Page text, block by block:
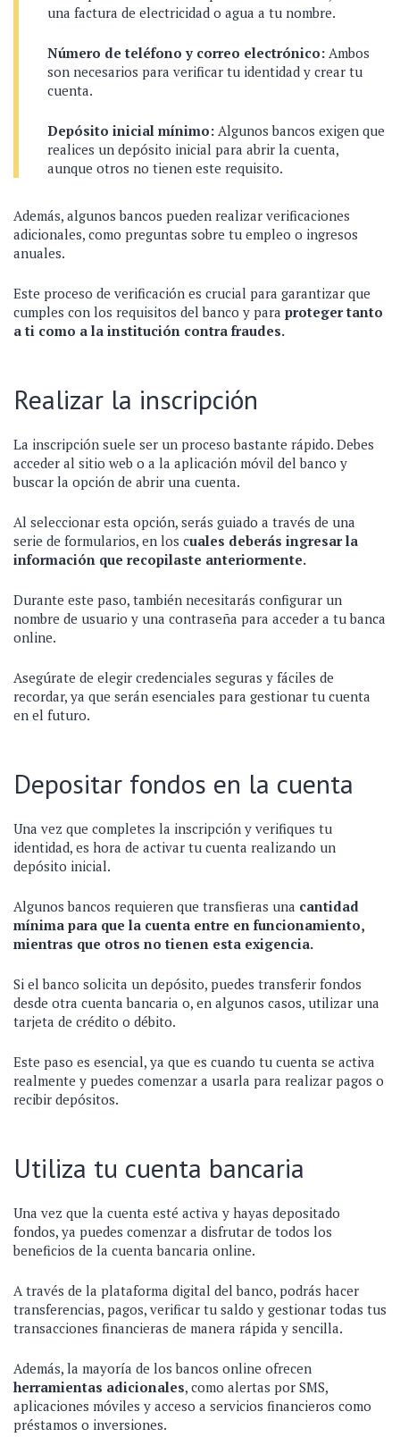
una factura de electricidad o agua a tu nombre.
Número de teléfono y correo electrónico: Ambos
son necesarios para verificar tu identidad y crear tu
cuenta.
Depósito inicial mínimo: Algunos bancos exigen que
realices un depósito inicial para abrir la cuenta,
aunque otros no tienen este requisito.
Además, algunos bancos pueden realizar verificaciones
adicionales, como preguntas sobre tu empleo o ingresos
anuales.
Este proceso de verificación es crucial para garantizar que
cumples con los requisitos del banco y para proteger tanto
a ti como a la institución contra fraudes.
Realizar la inscripción
La inscripción suele ser un proceso bastante rápido. Debes
acceder al sitio web o a la aplicación móvil del banco y
buscar la opción de abrir una cuenta.
Al seleccionar esta opción, serás guiado a través de una
serie de formularios, en los cuales deberás ingresar la
información que recopilaste anteriormente.
Durante este paso, también necesitarás configurar un
nombre de usuario y una contraseña para acceder a tu banca
online.
Asegúrate de elegir credenciales seguras y fáciles de
recordar, ya que serán esenciales para gestionar tu cuenta
en el futuro.
Depositar fondos en la cuenta
Una vez que completes la inscripción y verifiques tu
identidad, es hora de activar tu cuenta realizando un
depósito inicial.
Algunos bancos requieren que transfieras una cantidad
mínima para que la cuenta entre en funcionamiento,
mientras que otros no tienen esta exigencia.
Si el banco solicita un depósito, puedes transferir fondos
desde otra cuenta bancaria o, en algunos casos, utilizar una
tarjeta de crédito o débito.
Este paso es esencial, ya que es cuando tu cuenta se activa
realmente y puedes comenzar a usarla para realizar pagos o
recibir depósitos.
Utiliza tu cuenta bancaria
Una vez que la cuenta esté activa y hayas depositado
fondos, ya puedes comenzar a disfrutar de todos los
beneficios de la cuenta bancaria online.
A través de la plataforma digital del banco, podrás hacer
transferencias, pagos, verificar tu saldo y gestionar todas tus
transacciones financieras de manera rápida y sencilla.
Además, la mayoría de los bancos online ofrecen
herramientas adicionales, como alertas por SMS,
aplicaciones móviles y acceso a servicios financieros como
préstamos o inversiones.